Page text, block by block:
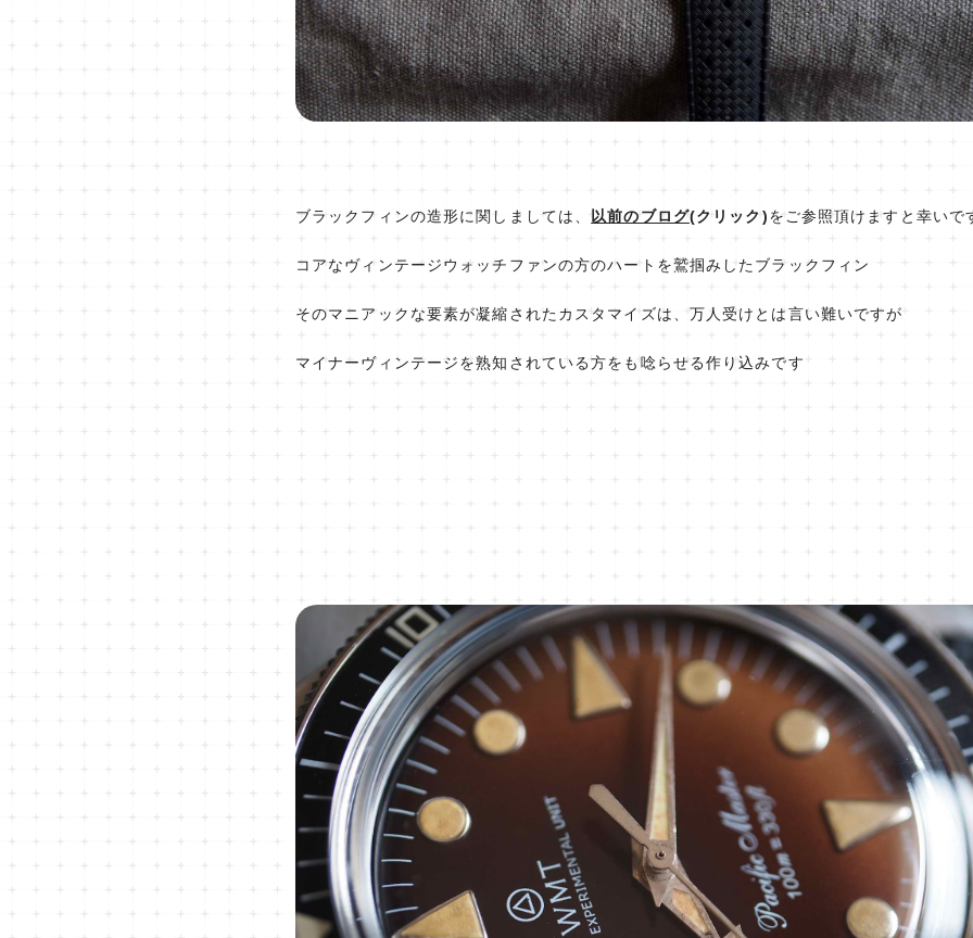
ブラックフィンの造形に関しましては、 以前のブログ(クリック)をご参照頂けますと幸いで
コアなヴィンテージウォッチファンの方のハートを鷲掴みしたブラックフィン
そのマニアックな要素が凝縮されたカスタマイズは、万人受けとは言い難いですが
マイナーヴィンテージを熟知されている方をも唸らせる作り込みです